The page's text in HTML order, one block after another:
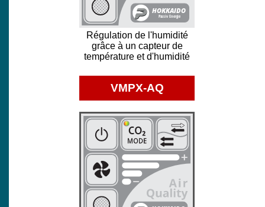
Régulation de l'humidité
grâce à un capteur de
température et d'humidité
VMPX-AQ